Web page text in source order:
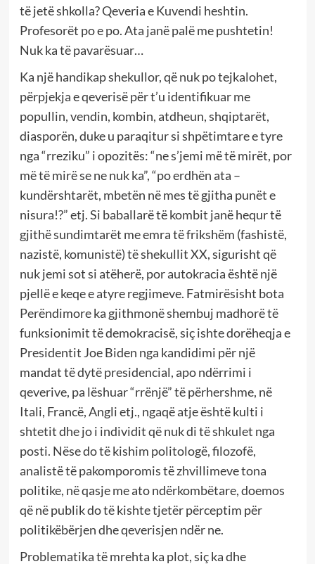
të jetë shkolla? Qeveria e Kuvendi heshtin.
Profesorët po e po. Ata janë palë me pushtetin!
Nuk ka të pavarësuar…
Ka një handikap shekullor, që nuk po tejkalohet,
përpjekja e qeverisë për t’u identifikuar me
popullin, vendin, kombin, atdheun, shqiptarët,
diasporën, duke u paraqitur si shpëtimtare e tyre
nga “rreziku” i opozitës: “ne s’jemi më të mirët, por
më të mirë se ne nuk ka”, “po erdhën ata –
kundërshtarët, mbetën në mes të gjitha punët e
nisura!?” etj. Si baballarë të kombit janë hequr të
gjithë sundimtarët me emra të frikshëm (fashistë,
nazistë, komunistë) të shekullit XX, sigurisht që
nuk jemi sot si atëherë, por autokracia është një
pjellë e keqe e atyre regjimeve. Fatmirësisht bota
Perëndimore ka gjithmonë shembuj madhorë të
funksionimit të demokracisë, siç ishte dorëheqja e
Presidentit Joe Biden nga kandidimi për një
mandat të dytë presidencial, apo ndërrimi i
qeverive, pa lëshuar “rrënjë” të përhershme, në
Itali, Francë, Angli etj., ngaqë atje është kulti i
shtetit dhe jo i individit që nuk di të shkulet nga
posti. Nëse do të kishim politologë, filozofë,
analistë të pakomporomis të zhvillimeve tona
politike, në qasje me ato ndërkombëtare, doemos
që në publik do të kishte tjetër përceptim për
politikëbërjen dhe qeverisjen ndër ne.
Problematika të mrehta ka plot, siç ka dhe